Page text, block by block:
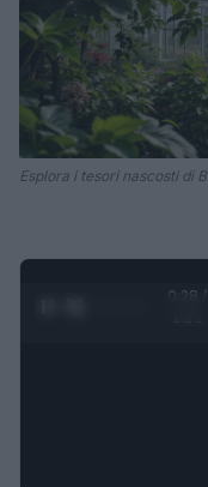
Esplora i tesori nascosti di
0:29 /